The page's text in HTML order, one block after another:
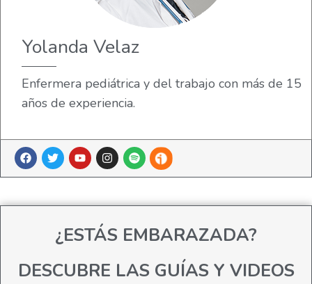
Yolanda Velaz
Enfermera pediátrica y del trabajo con más de 15
años de experiencia.
¿ESTÁS EMBARAZADA?
DESCUBRE LAS GUÍAS Y VIDEOS